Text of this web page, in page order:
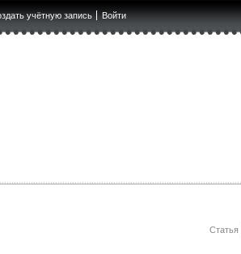
учётную запись Войти
Статья